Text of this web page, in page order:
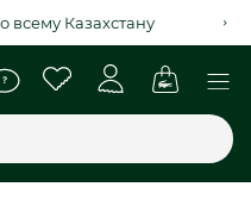
через Kaspi Red+